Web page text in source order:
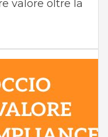
valore oltre la